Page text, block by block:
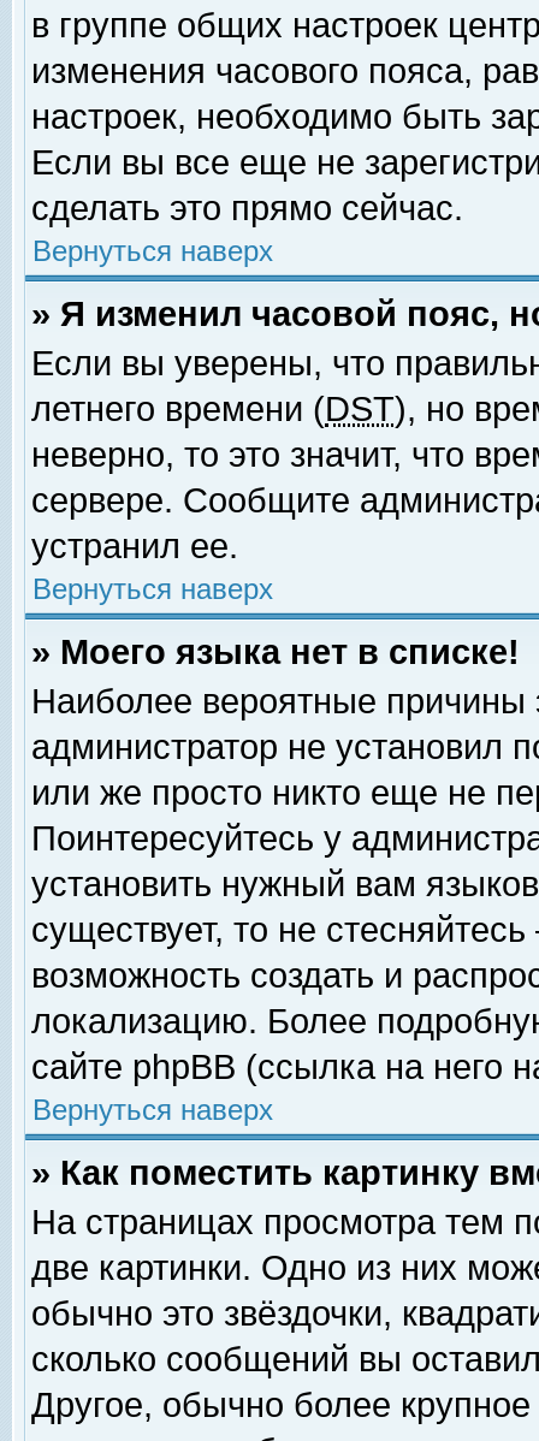
в группе общих настроек
изменения часового пояса,
настроек, необходимо быть
Если вы все еще не
сделать это прямо сейчас.
Вернуться наверх
» Я изменил часовой пояс,
Если вы уверены, что
летнего времени (DST), но
неверно, то это значит, что
сервере. Сообщите
устранил ее.
Вернуться наверх
» Моего языка нет в списке!
Наиболее вероятные причины
администратор не установил
или же просто никто еще не
Поинтересуйтесь у
установить нужный вам
существует, то не
возможность создать и
локализацию. Более
сайте phpBB (ссылка на него
Вернуться наверх
» Как поместить картинку
На страницах просмотра тем
две картинки. Одно из них
обычно это звёздочки,
сколько сообщений вы
Другое, обычно более